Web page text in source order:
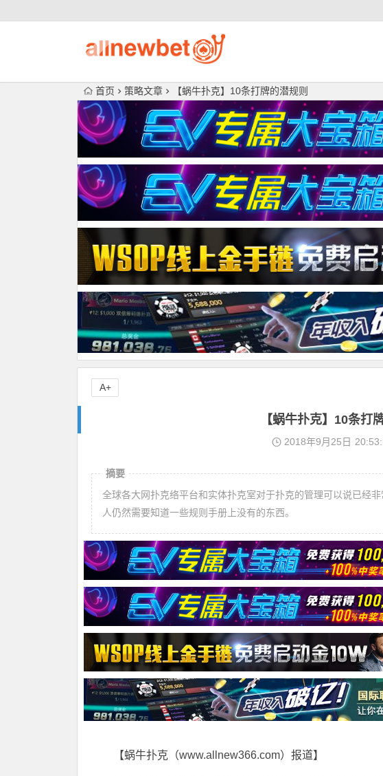
首页 策略文章 【蜗牛扑克】10条打牌的潜规则
【蜗牛扑克】10条打
2018年9月25日
摘要
全球各大网扑克络平台和实体扑克室对于扑克的管理可以说已经
人仍然需要知道一些规则手册上没有的东西。
【蜗牛扑克（www.allnew366.com）报道】
A+